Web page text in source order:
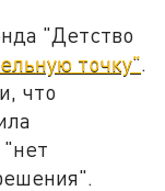
"Детство
точку".
что